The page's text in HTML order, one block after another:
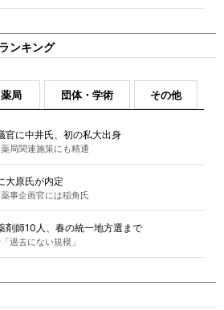
ンキング
薬局 団体・学術 その他
官に中井氏、初の私大出身
局関連施策にも精通
大原氏が内定
事企画官には稲角氏
剤師10人、春の統一地方選まで
過去にない規模」